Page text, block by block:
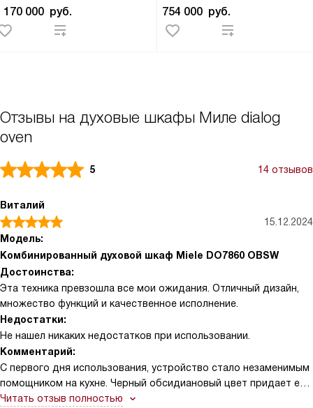
170 000 руб. 754 000 руб.
Отзывы на духовые шкафы Миле dialog
oven
5 14 отзывов
Виталий
15.12.2024
Модель:
Комбинированный духовой шкаф Miele DO7860 OBSW
Достоинства:
Эта техника превзошла все мои ожидания. Отличный дизайн,
множество функций и качественное исполнение.
Недостатки:
Не нашел никаких недостатков при использовании.
Комментарий:
С первого дня использования, устройство стало незаменимым
помощником на кухне. Черный обсидиановый цвет придает ему
стильный и современный вид, который прекрасно сочетается с
Читать отзыв полностью